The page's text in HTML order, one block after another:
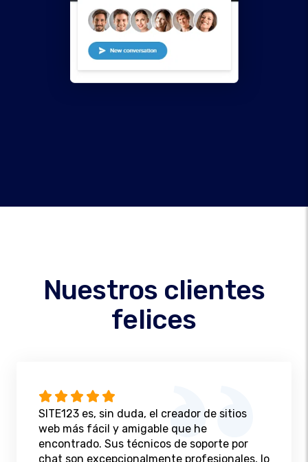
Nuestros clientes
felices
SITE123 es, sin duda, el creador de sitios
web más fácil y amigable que he
encontrado. Sus técnicos de soporte por
chat son excepcionalmente profesionales, lo